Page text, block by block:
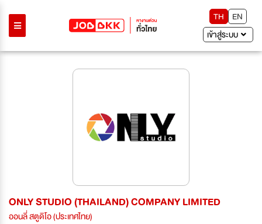
TH
EN
เข้าสู่ระบบ
ONLY STUDIO (THAILAND) COMPANY LIMITED
ออนลี่ สตูดิโอ (ประเทศไทย)